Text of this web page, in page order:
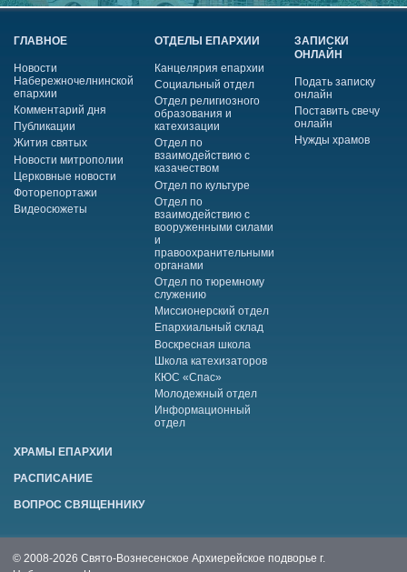
ГЛАВНОЕ
Новости
Набережночелнинской
епархии
Комментарий дня
Публикации
Жития святых
Новости митрополии
Церковные новости
Фоторепортажи
Видеосюжеты
ОТДЕЛЫ ЕПАРХИИ
Канцелярия епархии
Социальный отдел
Отдел религиозного
образования и
катехизации
Отдел по
взаимодействию с
казачеством
Отдел по культуре
Отдел по
взаимодействию с
вооруженными силами
и
правоохранительными
органами
Отдел по тюремному
служению
Миссионерский отдел
Епархиальный склад
Воскресная школа
Школа катехизаторов
КЮС «Спас»
Молодежный отдел
Информационный
отдел
ЗАПИСКИ
ОНЛАЙН
Подать записку
онлайн
Поставить свечу
онлайн
Нужды храмов
ХРАМЫ ЕПАРХИИ
РАСПИСАНИЕ
ВОПРОС СВЯЩЕННИКУ
© 2008-2026 Свято-Вознесенское Архиерейское подворье г.